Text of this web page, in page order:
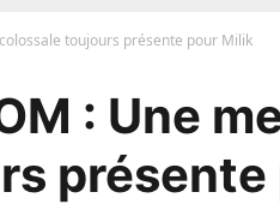
toujours présente pour Milik
: Une
présente